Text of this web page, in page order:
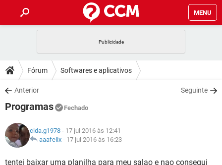
MENU
CELULAR FACEBOOK
OUTLOOK
INSTAGRAM
GUIA DE COMPRAS
DICAS
JOGOS WHATSAPP
INSTAGRAM GMAIL
GUIA DE COMPRAS
DOWNLOADS
JOGOS
CELULAR
OUTLOOK EXCEL
INSTAGRAM
FÓRUM
JOGOS WHATSAPP
CELULAR
GLOSSÁRIO
JOGOS WHATSAPP
Fórum Softwares e aplicativos
Anterior Seguinte
Programas Fechado
cida.g1978 - 17 jul 2016 às 12:41
aaafelix - 17 jul 2016 às 16:23
tentei baixar uma planilha para meu salao e nao consegui